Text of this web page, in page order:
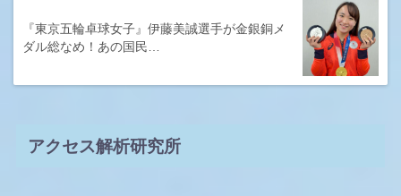
『東京五輪卓球女子』伊藤美誠選手が金銀銅メ
ダル総なめ！あの国民…
アクセス解析研究所